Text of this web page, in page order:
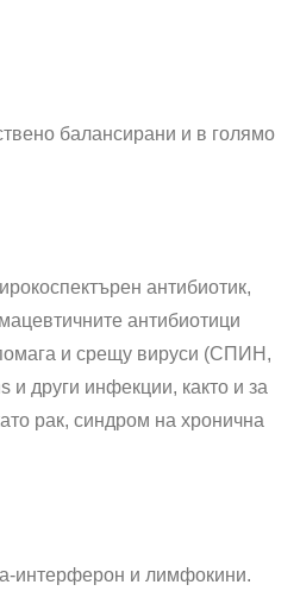
балансирани и в голямо
антибиотик,
антибиотици
и срещу вируси (СПИН,
други инфекции, както и за
рак, синдром на хронична
интерферон и лимфокини.